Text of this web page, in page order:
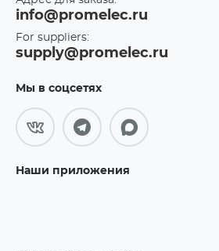
info@promelec.ru
For suppliers:
supply@promelec.ru
Мы в соцсетях
Наши приложения